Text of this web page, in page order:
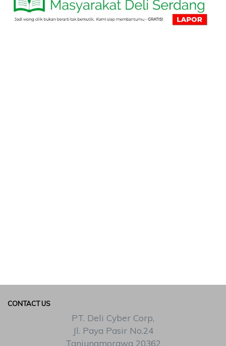
CONTACT US
PT. Deli Cyber Corp,
Jl. Paya Pasir No.24
Tanjungmorawa 20362